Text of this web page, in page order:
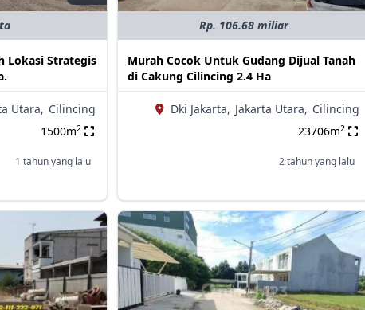
Lokasi Strategis
Utara, Cilincing
1500m2
1 tahun yang lalu
Rp. 106.68 miliar
Murah Cocok Untuk Gudang Dijual Tanah
di Cakung Cilincing 2.4 Ha
Dki Jakarta, Jakarta Utara, Cilincing
23706m2
2 tahun yang lalu